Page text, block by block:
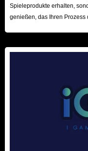
Spieleprodukte erhalten,
genießen, das Ihren